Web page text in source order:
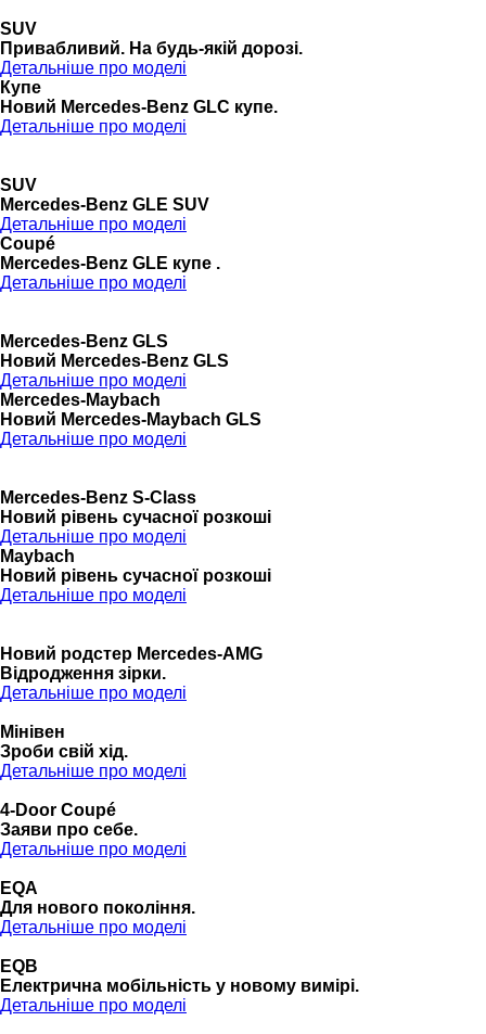
SUV
Привабливий. На будь-якій дорозі.
Детальніше про моделі
Купе
Новий Mercedes-Benz GLС купе.
Детальніше про моделі
SUV
Mercedes-Benz GLE SUV
Детальніше про моделі
Coupé
Mercedes-Benz GLE купе .
Детальніше про моделі
Mercedes-Benz GLS
Новий Mercedes-Benz GLS
Детальніше про моделі
Mercedes-Maybach
Новий Mercedes-Maybach GLS
Детальніше про моделі
Mercedes-Benz S-Class
Новий рівень сучасної розкоші
Детальніше про моделі
Maybach
Новий рівень сучасної розкоші
Детальніше про моделі
Новий родстер Mercedes-AMG
Відродження зірки.
Детальніше про моделі
Мінівен
Зроби свій хід.
Детальніше про моделі
4-Door Coupé
Заяви про себе.
Детальніше про моделі
EQA
Для нового покоління.
Детальніше про моделі
EQB
Електрична мобільність у новому вимірі.
Детальніше про моделі